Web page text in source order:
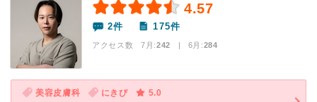
4.57
2件 175件
アクセス数 7月:242 | 6月:284
美容皮膚科 にきび
5.0